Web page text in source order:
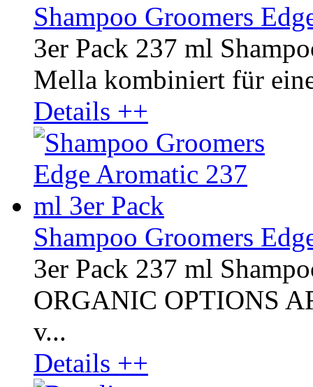
Shampoo Groomers
3er Pack 237 ml
Mella kombiniert für
Details ++
Shampoo Groomers
3er Pack 237 ml
ORGANIC OPTIONS
v...
Details ++